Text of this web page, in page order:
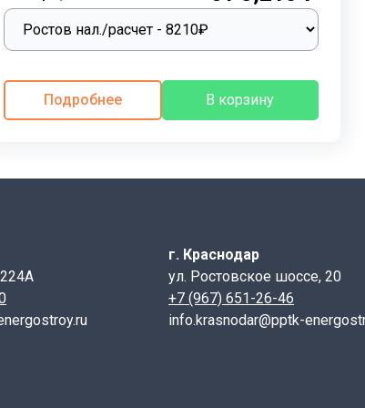
качественного и безопасного строительства.
и действующим нормативным документам.
кодирования, призванная обеспечить
условия эксплуатации. Система цифробуквенного
с округлением до целого числа, для удобства
Подробнее В корзину
г. Краснодар
ул. Ростовское шоссе, 20
+7 (967) 651-26-46
info.krasnodar@pptk-